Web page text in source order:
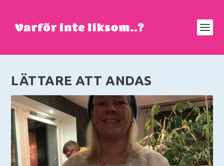
LÄTTARE ATT ANDAS